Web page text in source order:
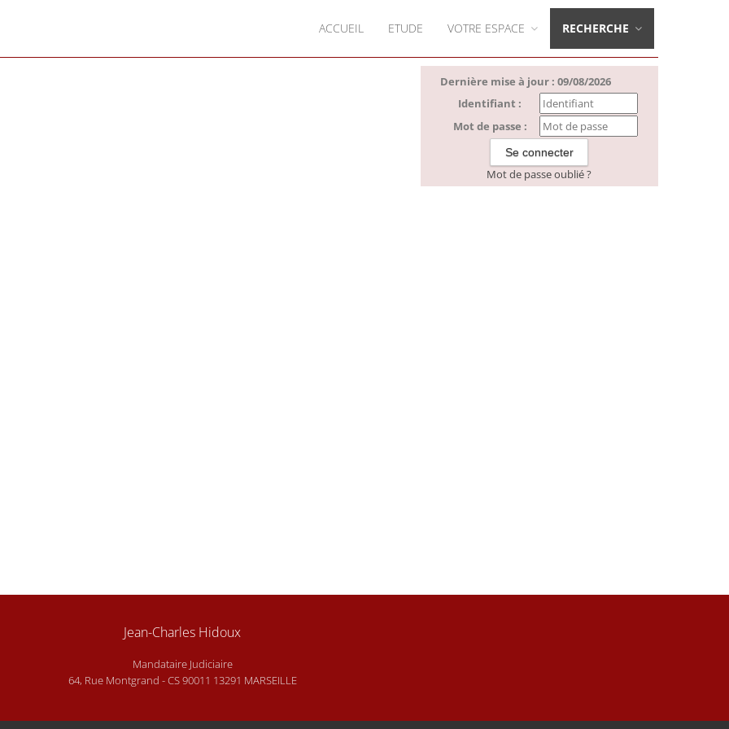
ACCUEIL ETUDE VOTRE ESPACE RECHERCHE
Dernière mise à jour : 09/08/2026
Identifiant :
Mot de passe :
Mot de passe oublié ?
Jean-Charles Hidoux
Mandataire Judiciaire
64, Rue Montgrand - CS 90011 13291 MARSEILLE